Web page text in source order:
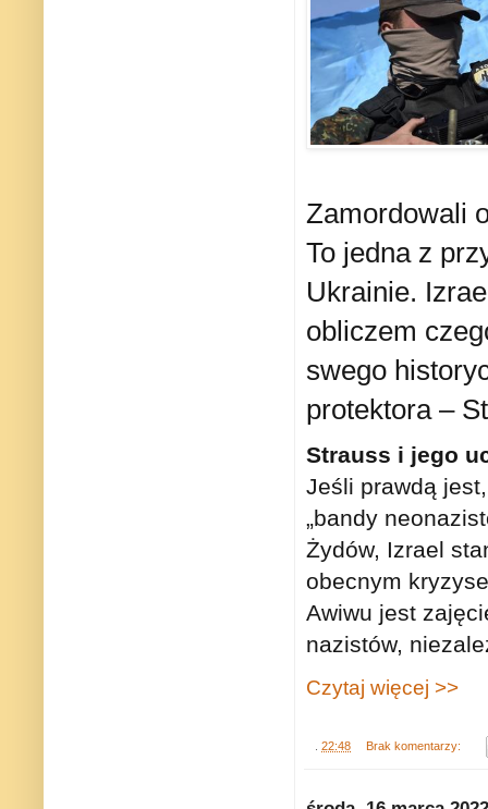
Zamordowali
To jedna z
Ukrainie.
obliczem
swego
protektora –
Strauss i jego
Jeśli prawdą
„bandy
Żydów, Izrael
obecnym
Awiwu jest
nazistów,
Czytaj więcej >>
22:48 Brak komentarzy: